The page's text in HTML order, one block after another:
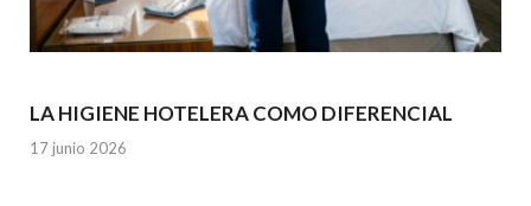
LA HIGIENE HOTELERA COMO DIFERENCIAL
17 junio 2026